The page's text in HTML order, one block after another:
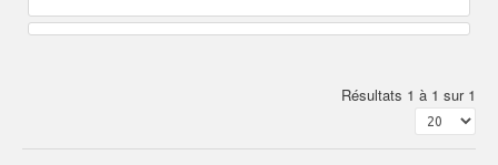
Résultats 1 à 1 sur 1